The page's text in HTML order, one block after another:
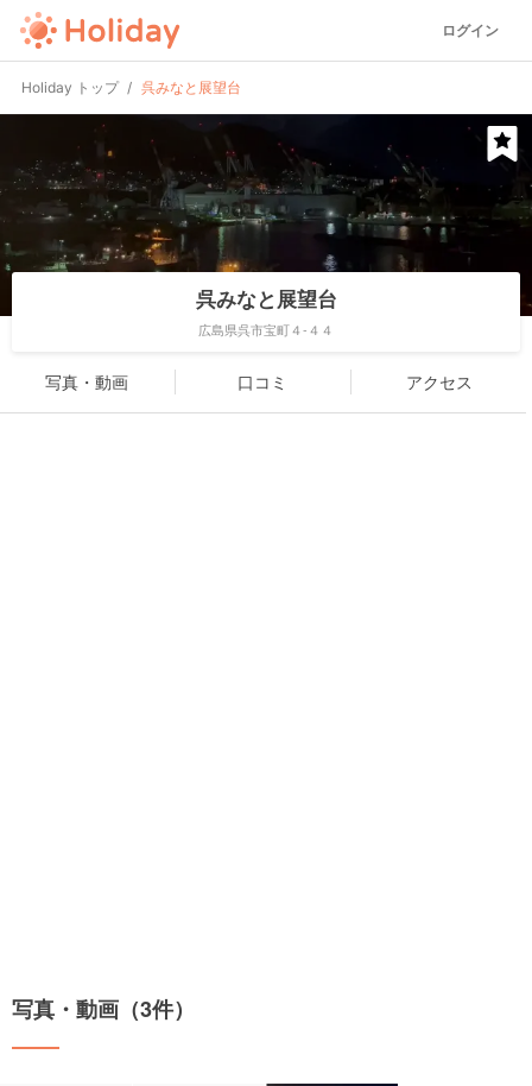
ログイン
Holiday トップ 呉みなと展望台
呉みなと展望台
広島県呉市宝町４-４４
写真・動画 口コミ アクセス
写真・動画（3件）